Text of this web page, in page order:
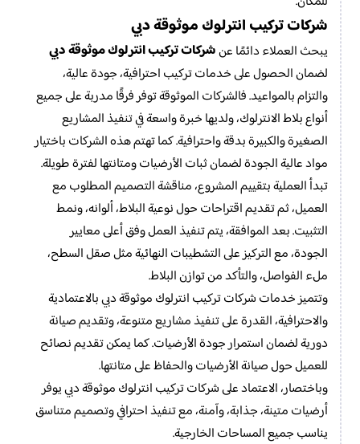
شركات تركيب انترلوك موثوقة دبي
يبحث العملاء دائمًا عنشركات تركيب انترلوك موثوقة دبي
لضمان الحصول على خدمات تركيب احترافية، جودة عالية،
والتزام بالمواعيد. فالشركات الموثوقة توفر فرقًا مدربة على جميع
أنواع بلاط الانترلوك، ولديها خبرة واسعة في تنفيذ المشاريع
الصغيرة والكبيرة بدقة واحترافية. كما تهتم هذه الشركات باختيار
مواد عالية الجودة لضمان ثبات الأرضيات ومتانتها لفترة طويلة.
تبدأ العملية بتقييم المشروع، مناقشة التصميم المطلوب مع
العميل، ثم تقديم اقتراحات حول نوعية البلاط، ألوانه، ونمط
التثبيت. بعد الموافقة، يتم تنفيذ العمل وفق أعلى معايير
الجودة، مع التركيز على التشطيبات النهائية مثل صقل السطح،
ملء الفواصل، والتأكد من توازن البلاط.
وتتميز خدمات شركات تركيب انترلوك موثوقة دبي بالاعتمادية
والاحترافية، القدرة على تنفيذ مشاريع متنوعة، وتقديم صيانة
دورية لضمان استمرار جودة الأرضيات. كما يمكن تقديم نصائح
للعميل حول صيانة الأرضيات والحفاظ على متانتها.
وباختصار، الاعتماد على شركات تركيب انترلوك موثوقة دبي يوفر
أرضيات متينة، جذابة، وآمنة، مع تنفيذ احترافي وتصميم متناسق
يناسب جميع المساحات الخارجية.